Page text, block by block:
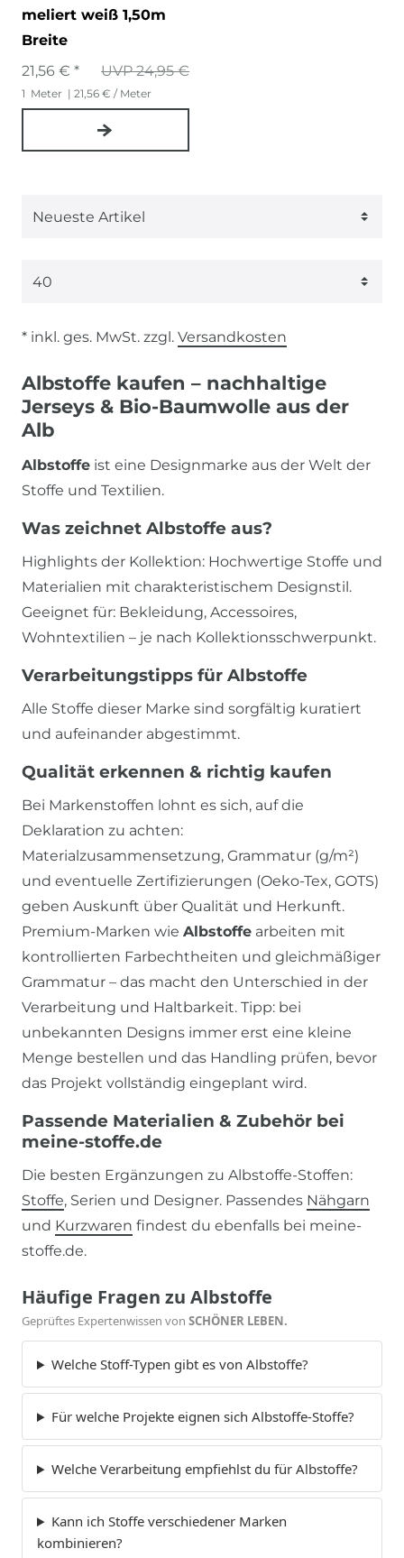
meliert weiß 1,50m
Breite
UVP 24,95 €
21,56 € *
1 Meter | 21,56 € / Meter
* inkl. ges. MwSt. zzgl. Versandkosten
Albstoffe kaufen – nachhaltige
Jerseys & Bio-Baumwolle aus der
Alb
Albstoffe ist eine Designmarke aus der Welt der
Stoffe und Textilien.
Was zeichnet Albstoffe aus?
Highlights der Kollektion: Hochwertige Stoffe und
Materialien mit charakteristischem Designstil.
Geeignet für: Bekleidung, Accessoires,
Wohntextilien – je nach Kollektionsschwerpunkt.
Verarbeitungstipps für Albstoffe
Alle Stoffe dieser Marke sind sorgfältig kuratiert
und aufeinander abgestimmt.
Qualität erkennen & richtig kaufen
Bei Markenstoffen lohnt es sich, auf die
Deklaration zu achten:
Materialzusammensetzung, Grammatur (g/m²)
und eventuelle Zertifizierungen (Oeko-Tex, GOTS)
geben Auskunft über Qualität und Herkunft.
Premium-Marken wie Albstoffe arbeiten mit
kontrollierten Farbechtheiten und gleichmäßiger
Grammatur – das macht den Unterschied in der
Verarbeitung und Haltbarkeit. Tipp: bei
unbekannten Designs immer erst eine kleine
Menge bestellen und das Handling prüfen, bevor
das Projekt vollständig eingeplant wird.
Passende Materialien & Zubehör bei
meine-stoffe.de
Die besten Ergänzungen zu Albstoffe-Stoffen:
Stoffe, Serien und Designer. Passendes Nähgarn
und Kurzwaren findest du ebenfalls bei meine-
stoffe.de.
Häufige Fragen zu Albstoffe
Geprüftes Expertenwissen von SCHÖNER LEBEN.
Welche Stoff-Typen gibt es von Albstoffe?
Für welche Projekte eignen sich Albstoffe-Stoffe?
Welche Verarbeitung empfiehlst du für Albstoffe?
Kann ich Stoffe verschiedener Marken
kombinieren?